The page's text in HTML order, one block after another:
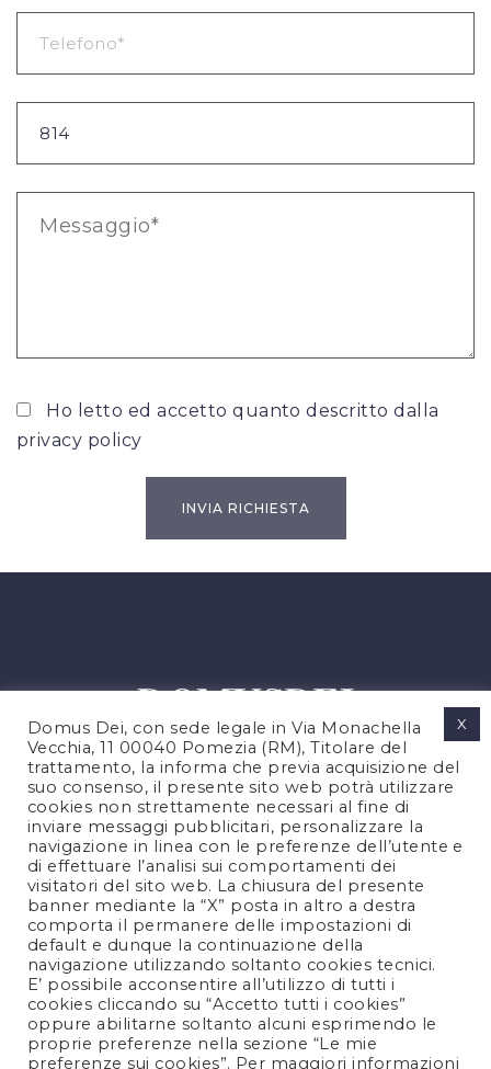
Ho letto ed accetto quanto descritto dalla
privacy policy
PRIVACY POLICY
COOKIES POLICY
NOTE LEGALI
CONTATTACI
FOLLOW US
Domus Dei, con sede legale in Via Monachella
Vecchia, 11 00040 Pomezia (RM), Titolare del
trattamento, la informa che previa acquisizione del
suo consenso, il presente sito web potrà utilizzare
cookies non strettamente necessari al fine di
inviare messaggi pubblicitari, personalizzare la
navigazione in linea con le preferenze dell’utente e
di effettuare l’analisi sui comportamenti dei
visitatori del sito web. La chiusura del presente
banner mediante la “X” posta in altro a destra
comporta il permanere delle impostazioni di
default e dunque la continuazione della
navigazione utilizzando soltanto cookies tecnici.
E’ possibile acconsentire all’utilizzo di tutti i
cookies cliccando su “Accetto tutti i cookies”
oppure abilitarne soltanto alcuni esprimendo le
proprie preferenze nella sezione “Le mie
preferenze sui cookies”. Per maggiori informazioni
X